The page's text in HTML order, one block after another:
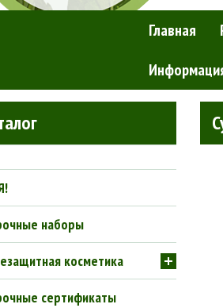
Главная
Натуральные
наборы
косметика
сертификаты